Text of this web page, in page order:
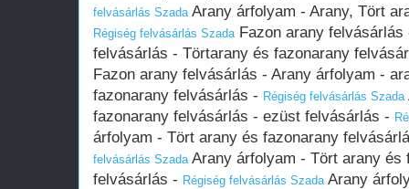
felvásárlás SzadaArany árfolyam - Arany, Tört
Régiség felvásárlás SzadaFazon arany felvásárlás
felvásárlás - Törtarany és fazonarany
Fazon arany felvásárlás - Arany árfolyam -
fazonarany felvásárlás - Régiség felvásárlás Szada
fazonarany felvásárlás - ezüst felvásárlás -
árfolyam - Tört arany és fazonarany
felvásárlás SzadaArany árfolyam - Tört arany és
felvásárlás - Régiség felvásárlás SzadaArany